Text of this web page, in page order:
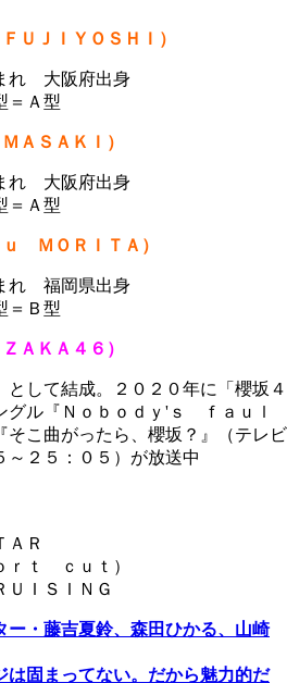
ＵＪＩＹＯＳＨＩ）
れ 大阪府出身
＝Ａ型
ＳＡＫＩ）
れ 大阪府出身
＝Ａ型
ＭＯＲＩＴＡ）
れ 福岡県出身
＝Ｂ型
ＡＫＡ４６）
として結成。２０２０年に「櫻坂４
グル『Ｎｏｂｏｄｙ'ｓ ｆａｕｌ
そこ曲がったら、櫻坂？』（テレビ
～２５：０５）が放送中
ＡＲ
ｒｔ ｃｕｔ）
ＩＳＩＮＧ
ー・藤吉夏鈴、森田ひかる、山崎
は固まってない。だから魅力的だ